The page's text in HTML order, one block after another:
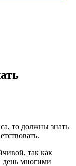
то должны знать
так как
день многими